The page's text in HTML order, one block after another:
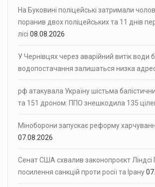
На Буковині поліцейські затримали
поранив двох поліцейських та 11 днів
лісі 08.08.2026
У Чернівцях через аварійний витік води
водопостачання залишаться низка
рф атакувала Україну шістьма
та 151 дроном: ППО знешкодила 135
Міноборони запускає реформу
07.08.2026
Сенат США схвалив законопроєкт
посилення санкцій проти росії та Ірану